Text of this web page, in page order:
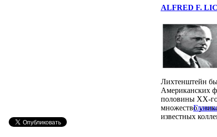
ALFRED F.
Лихтенштейн
Американских
половины XX-
множество
известных